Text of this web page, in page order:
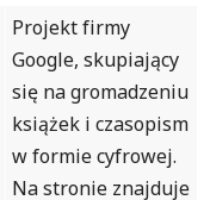
Projekt firmy
Google, skupiający
się na gromadzeniu
książek i czasopism
w formie cyfrowej.
Na stronie znajduje